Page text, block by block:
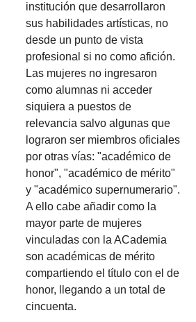
institución que desarrollaron
sus habilidades artísticas, no
desde un punto de vista
profesional si no como afición.
Las mujeres no ingresaron
como alumnas ni acceder
siquiera a puestos de
relevancia salvo algunas que
lograron ser miembros oficiales
por otras vías: "académico de
honor", "académico de mérito"
y "académico supernumerario".
A ello cabe añadir como la
mayor parte de mujeres
vinculadas con la ACademia
son académicas de mérito
compartiendo el título con el de
honor, llegando a un total de
cincuenta.